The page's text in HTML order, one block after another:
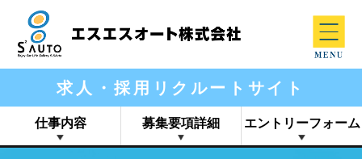
求人・採用リクルートサイト
仕事内容 募集要項詳細 エントリーフォーム